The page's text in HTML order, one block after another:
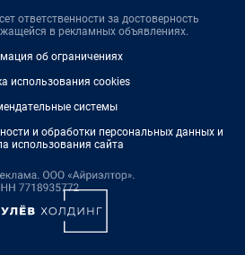
ответственности за достоверность
в рекламных объявлениях.
об ограничениях
использования cookies
системы
и обработки персональных данных и
использования сайта